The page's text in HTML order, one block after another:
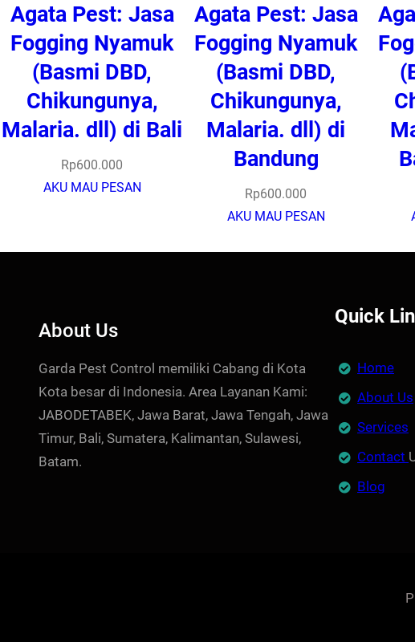
Agata Pest: Jasa
Fogging Nyamuk
(Basmi DBD,
Chikungunya,
Malaria. dll) di Bali
Rp600.000
AKU MAU PESAN
Agata Pest: Jasa
Fogging Nyamuk
(Basmi DBD,
Chikungunya,
Malaria. dll) di
Bandung
Rp600.000
AKU MAU PESAN
About Us
Garda Pest Control memiliki Cabang di Kota
Kota besar di Indonesia. Area Layanan Kami:
JABODETABEK, Jawa Barat, Jawa Tengah, Jawa
Timur, Bali, Sumatera, Kalimantan, Sulawesi,
Batam.
Quick
Home
About Us
Services
Contact
Blog